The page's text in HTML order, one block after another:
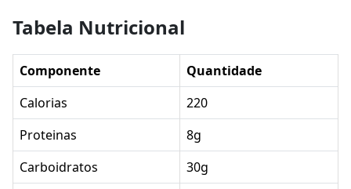
Tabela Nutricional
Componente
Quantidade
Calorias
220
Proteinas
8g
Carboidratos
30g